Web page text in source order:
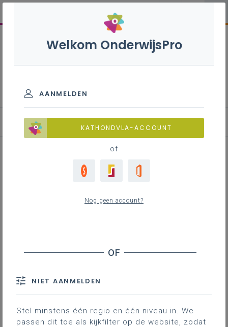
Lesidee: Hoe maken we onze
leesvaardigheid voor MVT?
leesstrategieën
Downloads
Welkom OnderwijsPro
AANMELDEN
KATHONDVLA-ACCOUNT
of
Nog geen account?
NIET AANMELDEN
Stel minstens één regio en één niveau in. We
passen dit toe als kijkfilter op de website, zodat